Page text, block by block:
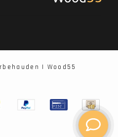
| Wood55